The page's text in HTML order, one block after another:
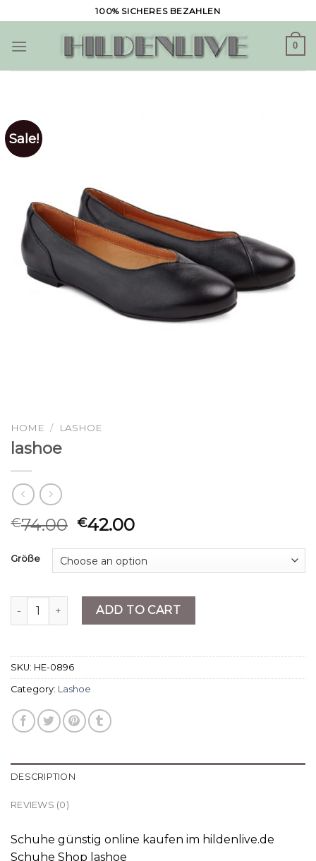
to
content
100% SICHERES BEZAHLEN
0
Sale!
HOME / LASHOE
lashoe
€74.00 €42.00
Größe
lashoe quantity ADD TO CART
SKU: HE-0896
Category: Lashoe
DESCRIPTION
REVIEWS (0)
Schuhe günstig online kaufen im hildenlive.de
Schuhe Shop lashoe